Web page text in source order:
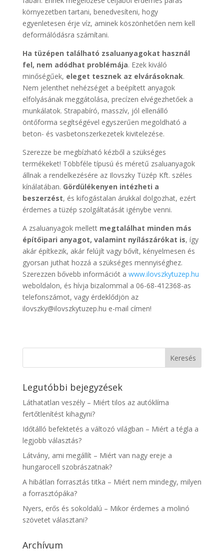
környezetben tartani, benedvesíteni, hogy
egyenletesen érje víz, aminek köszönhetően nem kell
deformálódásra számítani.
Ha tüzépen található zsaluanyagokat használ
fel, nem adódhat problémája. Ezek kiváló
minőségűek, eleget tesznek az elvárásoknak.
Nem jelenthet nehézséget a beépített anyagok
elfolyásának meggátolása, precízen elvégezhetőek a
munkálatok. Strapabíró, masszív, jól ellenálló
öntőforma segítségével egyszerűen megoldható a
beton- és vasbetonszerkezetek kivitelezése.
Szerezze be megbízható kézből a szükséges
termékeket! Többféle típusú és méretű zsaluanyagok
állnak a rendelkezésére az Ilovszky Tüzép Kft. széles
kínálatában. Gördülékenyen intézheti a
beszerzést, és kifogástalan árukkal dolgozhat, ezért
érdemes a tüzép szolgáltatását igénybe venni.
A zsaluanyagok mellettmegtalálhat minden más
építőipari anyagot, valamint nyílászárókat is, így
akár építkezik, akár felújít vagy bővít, kényelmesen és
gyorsan juthat hozzá a szükséges mennyiséghez.
Szerezzen bővebb információt a www.ilovszkytuzep.hu
weboldalon, és hívja bizalommal a 06-68-412368-as
telefonszámot, vagy érdeklődjön az
ilovszky@ilovszkytuzep.hu e-mail címen!
Legutóbbi bejegyzések
Láthatatlan veszély – Miért tilos az autóklíma
fertőtlenítést kihagyni?
Időtálló befektetés a változó világban – Miért a tégla a
legjobb választás?
Látvány, ami megállít – Miért van nagy ereje a
hungarocell szobrászatnak?
A hibátlan forrasztás titka – Miért nem mindegy, milyen
a forrasztópáka?
Nyers, erős és sokoldalú – Mikor érdemes a molinó
szövetet választani?
Archívum